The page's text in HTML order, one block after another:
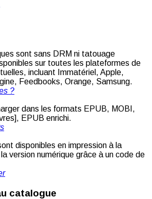
sont sans DRM ni tatouage
sur toutes les plateformes de
incluant Immatériel, Apple,
Feedbooks, Orange, Samsung.
?
dans les formats EPUB, MOBI,
EPUB enrichi.
disponibles en impression à la
version numérique grâce à un code de
catalogue